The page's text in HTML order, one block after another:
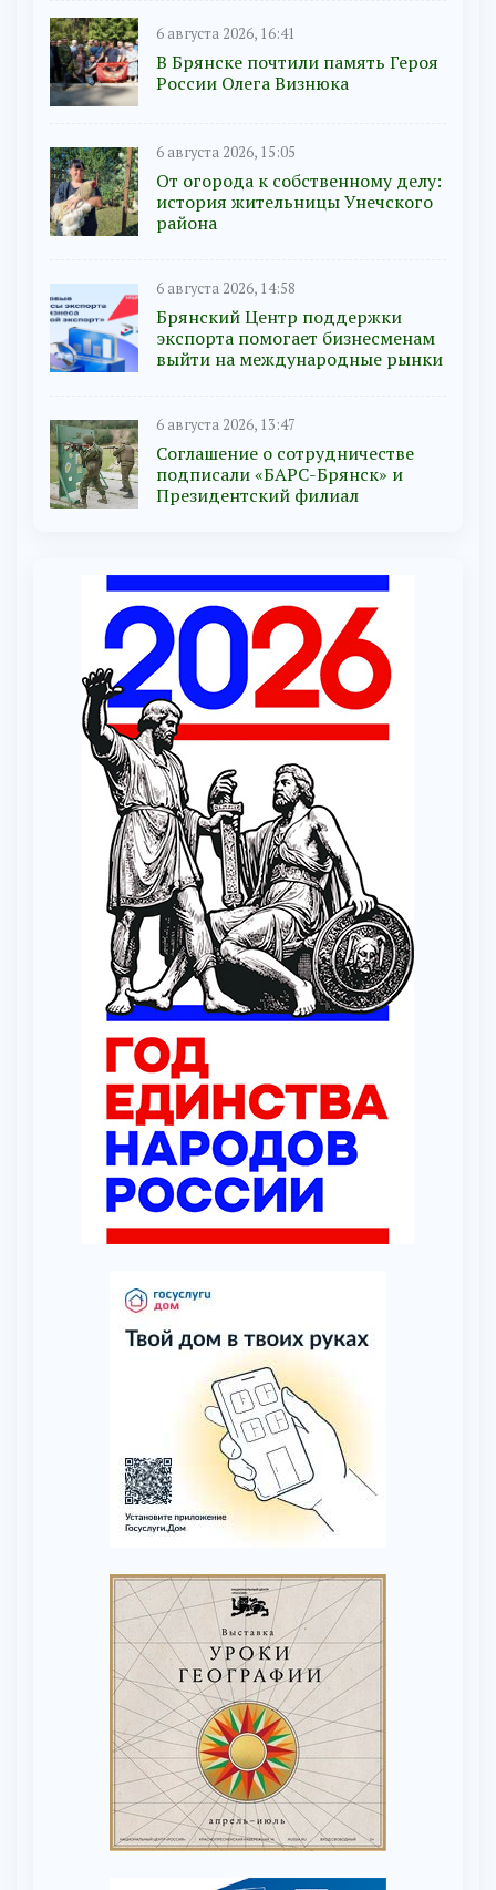
6 августа 2026, 16:41
В Брянске почтили память Героя
России Олега Визнюка
6 августа 2026, 15:05
От огорода к собственному делу:
история жительницы Унечского
района
6 августа 2026, 14:58
Брянский Центр поддержки
экспорта помогает бизнесменам
выйти на международные рынки
6 августа 2026, 13:47
Соглашение о сотрудничестве
подписали «БАРС-Брянск» и
Президентский филиал